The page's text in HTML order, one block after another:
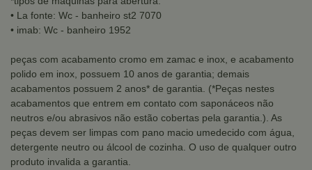
• La fonte: Wc - banheiro st2 7070
• imab: Wc - banheiro 1952
peças com acabamento cromo em zamac e inox, e acabamento
polido em inox, possuem 10 anos de garantia; demais
acabamentos possuem 2 anos* de garantia. (*Peças nestes
acabamentos que entrem em contato com saponáceos não
neutros e/ou abrasivos não estão cobertas pela garantia.). As
peças devem ser limpas com pano macio umedecido com água,
detergente neutro ou álcool de cozinha. O uso de qualquer outro
produto invalida a garantia.